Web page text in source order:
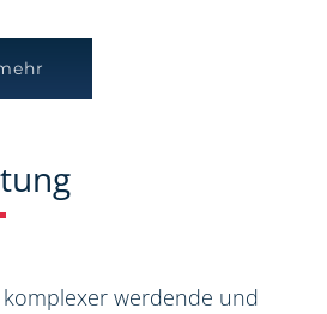
werdende und